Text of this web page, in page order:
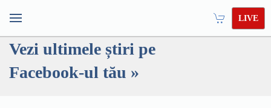
LIVE
Vezi ultimele știri pe
Facebook-ul tău »